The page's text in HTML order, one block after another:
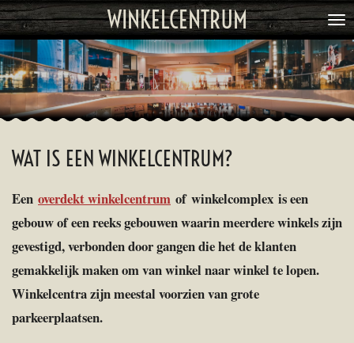
Ga
direct
naar
de
hoofdinhoud
WINKELCENTRUM
WAT IS EEN WINKELCENTRUM?
Een overdekt winkelcentrum of winkelcomplex is een
gebouw of een reeks gebouwen waarin meerdere winkels zijn
gevestigd, verbonden door gangen die het de klanten
gemakkelijk maken om van winkel naar winkel te lopen.
Winkelcentra zijn meestal voorzien van grote
parkeerplaatsen.